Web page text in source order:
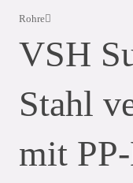
Rohre
VSH
Stahl
mit